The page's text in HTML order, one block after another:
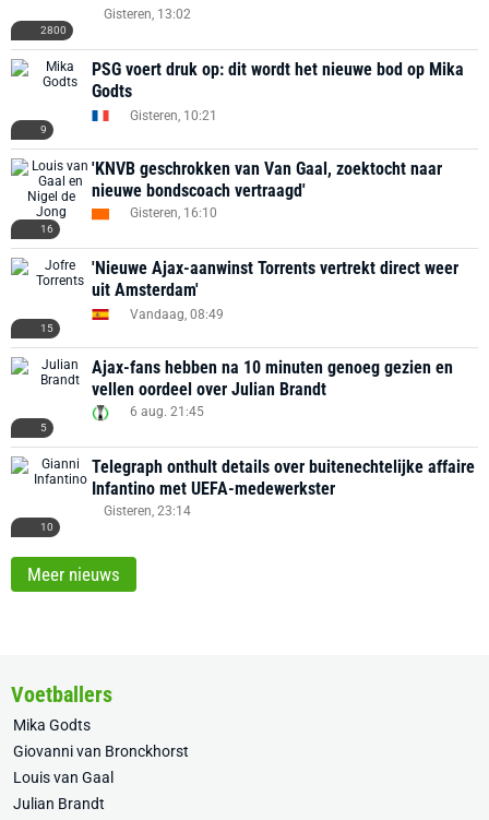
2800
Gisteren, 13:02
9
PSG voert druk op: dit wordt het nieuwe bod op Mika
Godts
Gisteren, 10:21
16
'KNVB geschrokken van Van Gaal, zoektocht naar
nieuwe bondscoach vertraagd'
Gisteren, 16:10
15
'Nieuwe Ajax-aanwinst Torrents vertrekt direct weer
uit Amsterdam'
Vandaag, 08:49
5
Ajax-fans hebben na 10 minuten genoeg gezien en
vellen oordeel over Julian Brandt
6 aug. 21:45
10
Telegraph onthult details over buitenechtelijke affaire
Infantino met UEFA-medewerkster
Gisteren, 23:14
Meer nieuws
Voetballers
Mika Godts
Giovanni van Bronckhorst
Louis van Gaal
Julian Brandt